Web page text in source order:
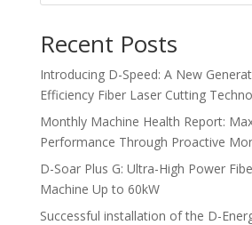
Recent Posts
Introducing D-Speed: A New
Efficiency Fiber Laser Cutting
Monthly Machine Health Report:
Performance Through Proactive
D-Soar Plus G: Ultra-High Power
Machine Up to 60kW
Successful installation of the D-